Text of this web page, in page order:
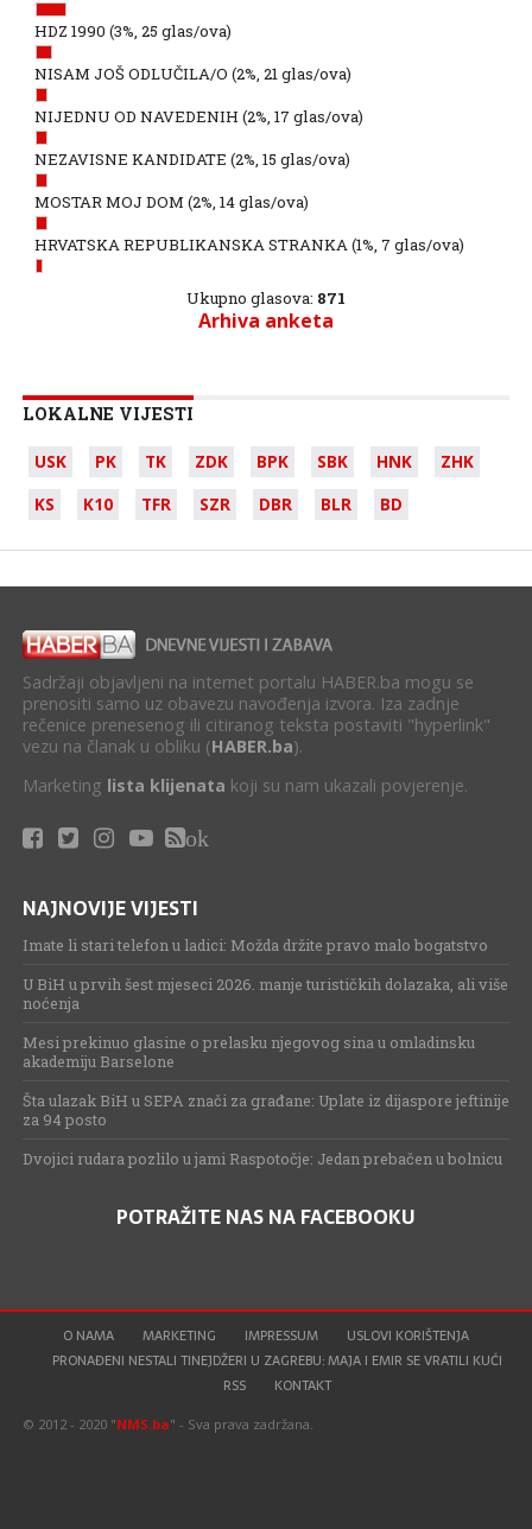
HDZ 1990 (3%, 25 glas/ova)
NISAM JOŠ ODLUČILA/O (2%, 21 glas/ova)
NIJEDNU OD NAVEDENIH (2%, 17 glas/ova)
NEZAVISNE KANDIDATE (2%, 15 glas/ova)
MOSTAR MOJ DOM (2%, 14 glas/ova)
HRVATSKA REPUBLIKANSKA STRANKA(1%, 7 glas/ova)
Ukupno glasova: 871
Arhiva anketa
LOKALNE VIJESTI
USK PK TK ZDK BPK SBK HNK
ZHK
KS
K10 TFR SZR DBR BLR BD
Sadržaji objavljeni na internet portalu HABER.ba mogu se
prenositi samo uz obavezu navođenja izvora. Iza zadnje
rečenice prenesenog ili citiranog teksta postaviti "hyperlink"
vezu na članak u obliku (HABER.ba).
Marketing lista klijenata koji su nam ukazali povjerenje.
ok
NAJNOVIJE VIJESTI
Imate li stari telefon u ladici: Možda držite pravo malo bogatstvo
U BiH u prvih šest mjeseci 2026. manje turističkih dolazaka, ali više
noćenja
Mesi prekinuo glasine o prelasku njegovog sina u omladinsku
akademiju Barselone
Šta ulazak BiH u SEPA znači za građane: Uplate iz dijaspore jeftinije
za 94 posto
Dvojici rudara pozlilo u jami Raspotočje: Jedan prebačen u bolnicu
POTRAŽITE NAS NA FACEBOOKU
O NAMA MARKETING IMPRESSUM
USLOVI KORIŠTENJA
PRONAĐENI NESTALI TINEJDŽERI U ZAGREBU: MAJA I EMIR SE VRATILI KUĆI
RSS
KONTAKT
© 2012 - 2020 "NMS.ba" - Sva prava zadržana.